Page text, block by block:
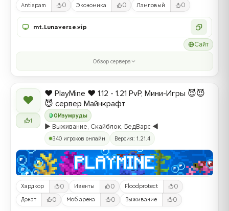
Antispam 0 Экономика 0 Ламповый 0
mt.Lunaverse.vip
Сайт
Обзор сервера
❤
1
0Изумруды
❤️ PlayMine ❤️ 1.12 - 1.21 PvP, Мини-Игры 😈😈
😈 сервер Майнкрафт
▶️ Выживание, Скайблок, БедВарс ◀️
340 игроков онлайн Версия: 1.21.4
Хардкор 0 Ивенты 0 Floodprotect 0
Донат 0 Моб арена 0 Выживание 0